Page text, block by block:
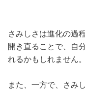
さみしさは進化の過
開き直ることで、自
れるかもしれません。
また、一方で、さみ